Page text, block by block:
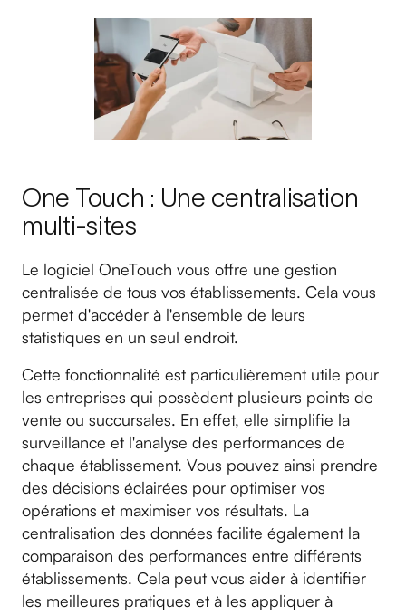
One Touch : Une centralisation
multi-sites
Le logiciel OneTouch vous offre une gestion
centralisée de tous vos établissements. Cela vous
permet d'accéder à l'ensemble de leurs
statistiques en un seul endroit.
Cette fonctionnalité est particulièrement utile pour
les entreprises qui possèdent plusieurs points de
vente ou succursales. En effet, elle simplifie la
surveillance et l'analyse des performances de
chaque établissement. Vous pouvez ainsi prendre
des décisions éclairées pour optimiser vos
opérations et maximiser vos résultats. La
centralisation des données facilite également la
comparaison des performances entre différents
établissements. Cela peut vous aider à identifier
les meilleures pratiques et à les appliquer à